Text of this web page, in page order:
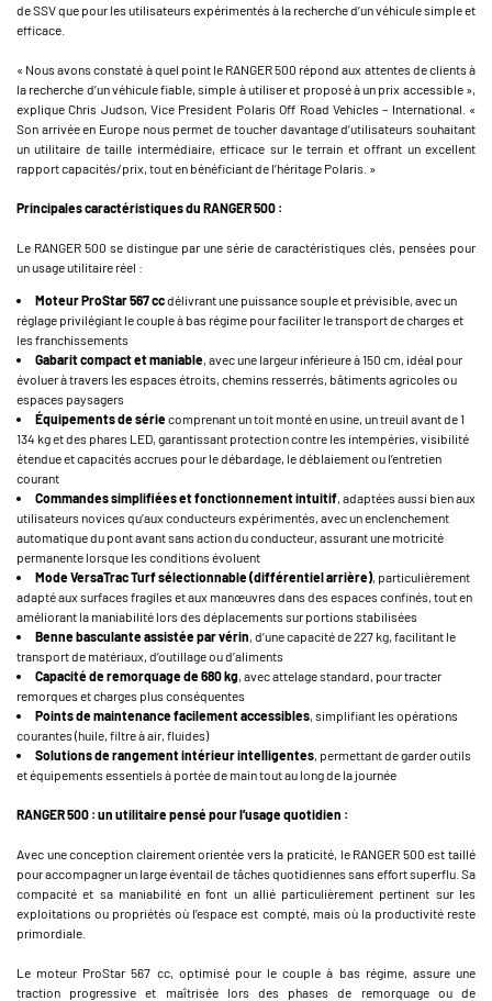
de SSV que pour les utilisateurs expérimentés à la recherche d’un véhicule simple et
efficace.
« Nous avons constaté à quel point le RANGER 500 répond aux attentes de clients à
la recherche d’un véhicule fiable, simple à utiliser et proposé à un prix accessible »,
explique Chris Judson, Vice President Polaris Off Road Vehicles – International. «
Son arrivée en Europe nous permet de toucher davantage d’utilisateurs souhaitant
un utilitaire de taille intermédiaire, efficace sur le terrain et offrant un excellent
rapport capacités/prix, tout en bénéficiant de l’héritage Polaris. »
Principales caractéristiques du RANGER 500 :
Le RANGER 500 se distingue par une série de caractéristiques clés, pensées pour
un usage utilitaire réel :
Moteur ProStar 567 ccdélivrant une puissance souple et prévisible, avec un
réglage privilégiant le couple à bas régime pour faciliter le transport de charges et
les franchissements
Gabarit compact et maniable, avec une largeur inférieure à 150 cm, idéal pour
évoluer à travers les espaces étroits, chemins resserrés, bâtiments agricoles ou
espaces paysagers
Équipements de sériecomprenant un toit monté en usine, un treuil avant de 1
134 kg et des phares LED, garantissant protection contre les intempéries, visibilité
étendue et capacités accrues pour le débardage, le déblaiement ou l’entretien
courant
Commandes simplifiées et fonctionnement intuitif, adaptées aussi bien aux
utilisateurs novices qu’aux conducteurs expérimentés, avec un enclenchement
automatique du pont avant sans action du conducteur, assurant une motricité
permanente lorsque les conditions évoluent
Mode VersaTrac Turf sélectionnable (différentiel arrière), particulièrement
adapté aux surfaces fragiles et aux manœuvres dans des espaces confinés, tout en
améliorant la maniabilité lors des déplacements sur portions stabilisées
Benne basculante assistée par vérin, d’une capacité de 227 kg, facilitant le
transport de matériaux, d’outillage ou d’aliments
Capacité de remorquage de 680 kg, avec attelage standard, pour tracter
remorques et charges plus conséquentes
Points de maintenance facilement accessibles, simplifiant les opérations
courantes (huile, filtre à air, fluides)
Solutions de rangement intérieur intelligentes, permettant de garder outils
et équipements essentiels à portée de main tout au long de la journée
RANGER 500 : un utilitaire pensé pour l’usage quotidien :
Avec une conception clairement orientée vers la praticité, le RANGER 500 est taillé
pour accompagner un large éventail de tâches quotidiennes sans effort superflu. Sa
compacité et sa maniabilité en font un allié particulièrement pertinent sur les
exploitations ou propriétés où l’espace est compté, mais où la productivité reste
primordiale.
Le moteur ProStar 567 cc, optimisé pour le couple à bas régime, assure une
traction progressive et maîtrisée lors des phases de remorquage ou de